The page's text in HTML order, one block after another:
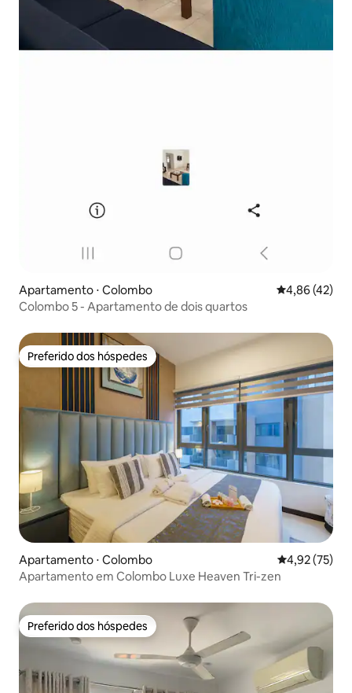
Apartamento ⋅ Colombo 4,86 de uma
4,86 (42)
Colombo 5 - Apartamento de dois quartos
Preferido dos hóspedes
Preferido dos hóspedes
Apartamento ⋅ Colombo 4,92 de uma
4,92 (75)
Apartamento em Colombo Luxe Heaven Tri-zen
Preferido dos hóspedes
Preferido dos hóspedes